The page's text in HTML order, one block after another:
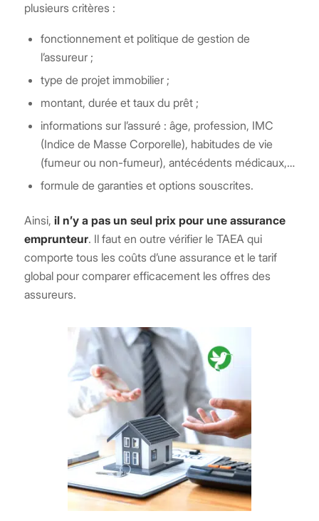
plusieurs critères :
fonctionnement et politique de gestion de
l’assureur ;
type de projet immobilier ;
montant, durée et taux du prêt ;
informations sur l’assuré : âge, profession, IMC
(Indice de Masse Corporelle), habitudes de vie
(fumeur ou non-fumeur), antécédents médicaux,…
formule de garanties et options souscrites.
Ainsi, il n’y a pas un seul prix pour une assurance
emprunteur. Il faut en outre vérifier le TAEA qui
comporte tous les coûts d’une assurance et le tarif
global pour comparer efficacement les offres des
assureurs.